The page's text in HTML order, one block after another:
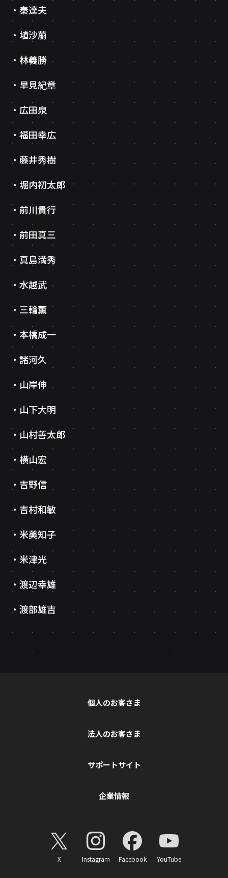
秦達夫
埴沙萠
林義勝
早見紀章
広田泉
福田幸広
藤井秀樹
堀内初太郎
前川貴行
前田真三
真島満秀
水越武
三輪薫
本橋成一
諸河久
山岸伸
山下大明
山村善太郎
横山宏
吉野信
吉村和敏
米美知子
米津光
渡辺幸雄
渡部雄吉
個人のお客さま
法人のお客さま
サポートサイト
企業情報
X Instagram Facebook YouTube